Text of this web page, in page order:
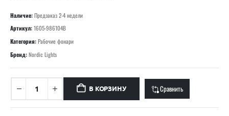
Наличие:Предзаказ 2-4 недели
Артикул:1605-986104B
Категория:Рабочие фонари
Бренд:Nordic Lights
В КОРЗИНУ Сравнить